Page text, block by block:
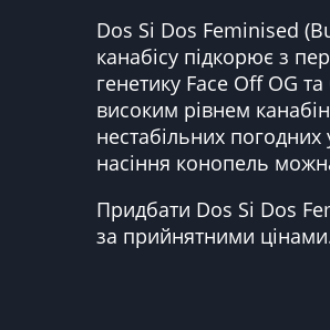
Dos Si Dos Feminised
канабісу підкорює з
генетику Face Off OG
високим рівнем
нестабільних
насіння конопель
Придбати Dos Si Dos
за прийнятними